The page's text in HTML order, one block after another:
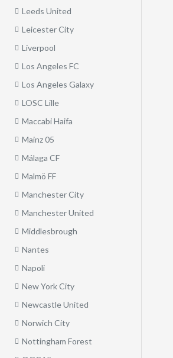
Leeds United
Leicester City
Liverpool
Los Angeles FC
Los Angeles Galaxy
LOSC Lille
Maccabi Haifa
Mainz 05
Málaga CF
Malmö FF
Manchester City
Manchester United
Middlesbrough
Nantes
Napoli
New York City
Newcastle United
Norwich City
Nottingham Forest